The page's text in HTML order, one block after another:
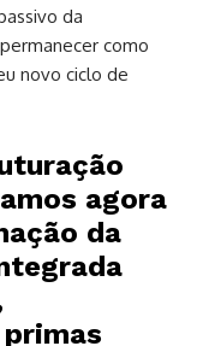
da
como
novo ciclo de
agora
da